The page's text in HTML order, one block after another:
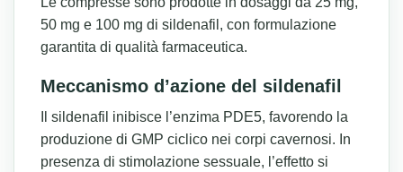
50 mg e 100 mg di sildenafil, con formulazione
garantita di qualità farmaceutica.
Meccanismo d’azione del sildenafil
Il sildenafil inibisce l’enzima PDE5, favorendo la
produzione di GMP ciclico nei corpi cavernosi. In
presenza di stimolazione sessuale, l’effetto si